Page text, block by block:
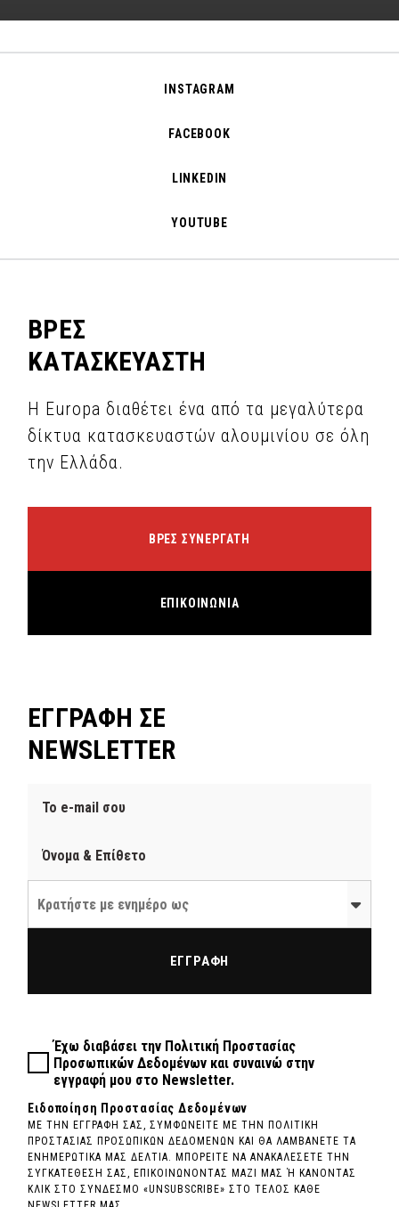
INSTAGRAM
FACEBOOK
LINKEDIN
YOUTUBE
ΒΡΕΣ
ΚΑΤΑΣΚΕΥΑΣΤΗ
Η Europa διαθέτει ένα από τα μεγαλύτερα
δίκτυα κατασκευαστών αλουμινίου σε όλη
την Ελλάδα.
ΒΡΕΣ ΣΥΝΕΡΓΑΤΗ
ΕΠΙΚΟΙΝΩΝΙΑ
ΕΓΓΡΑΦΗ ΣΕ
NEWSLETTER
Κρατήστε με ενημέρο ως
Έχω διαβάσει την Πολιτική Προστασίας
Προσωπικών Δεδομένων και συναινώ στην
εγγραφή μου στο Newsletter.
ΕΓΓΡΑΦΗ
Ειδοποίηση Προστασίας Δεδομένων
ΜΕ ΤΗΝ ΕΓΓΡΑΦΗ ΣΑΣ, ΣΥΜΦΩΝΕΙΤΕ ΜΕ ΤΗΝ ΠΟΛΙΤΙΚΗ
ΠΡΟΣΤΑΣΙΑΣ ΠΡΟΣΩΠΙΚΩΝ ΔΕΔΟΜΕΝΩΝ ΚΑΙ ΘΑ ΛΑΜΒΑΝΕΤΕ ΤΑ
ΕΝΗΜΕΡΩΤΙΚΑ ΜΑΣ ΔΕΛΤΙΑ. ΜΠΟΡΕΙΤΕ ΝΑ ΑΝΑΚΑΛΕΣΕΤΕ ΤΗΝ
ΣΥΓΚΑΤΕΘΕΣΗ ΣΑΣ, ΕΠΙΚΟΙΝΩΝΟΝΤΑΣ ΜΑΖΙ ΜΑΣ Ή ΚΑΝΟΝΤΑΣ
ΚΛΙΚ ΣΤΟ ΣΥΝΔΕΣΜΟ «UNSUBSCRIBE» ΣΤΟ ΤΕΛΟΣ ΚΑΘΕ